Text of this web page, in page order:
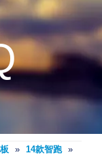
» 14款智跑 »